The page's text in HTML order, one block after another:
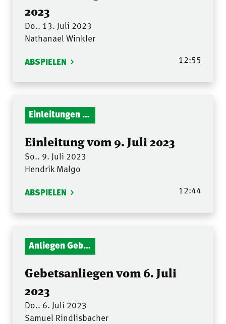
2023
Do.. 13. Juli 2023
Nathanael Winkler
ABSPIELEN 12:55
Einleitungen Gottesdienst
Einleitung vom 9. Juli 2023
So.. 9. Juli 2023
Hendrik Malgo
ABSPIELEN 12:44
Anliegen Gebetsstunde
Gebetsanliegen vom 6. Juli
2023
Do.. 6. Juli 2023
Samuel Rindlisbacher